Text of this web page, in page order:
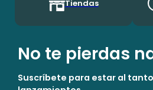
Tiendas
No te pierdas
Suscríbete para estar al